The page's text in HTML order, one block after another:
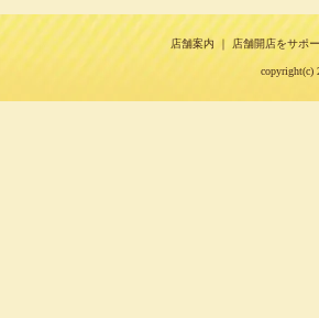
店舗案内 ｜ 店舗開店をサポ
copyright(c)